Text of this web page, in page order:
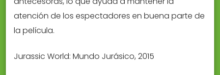
atención de los espectadores en buena parte de
la película.
Jurassic World: Mundo Jurásico, 2015